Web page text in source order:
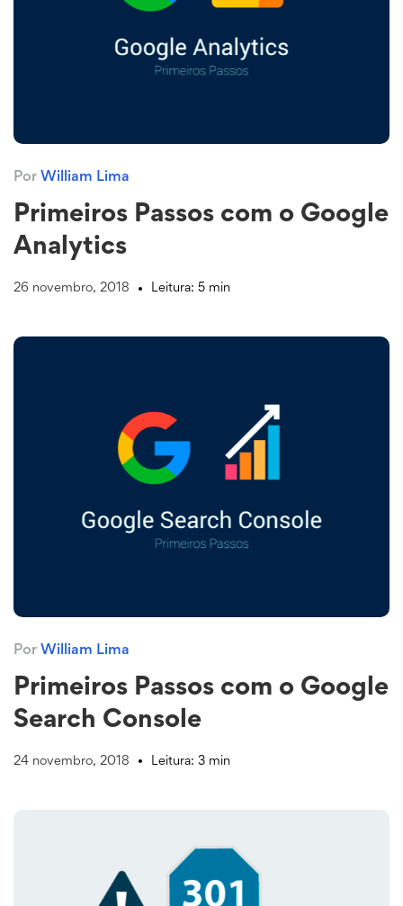
Por William Lima
Primeiros Passos com o Google
Analytics
26 novembro, 2018 Leitura: 5 min
Por William Lima
Primeiros Passos com o Google
Search Console
24 novembro, 2018 Leitura: 3 min